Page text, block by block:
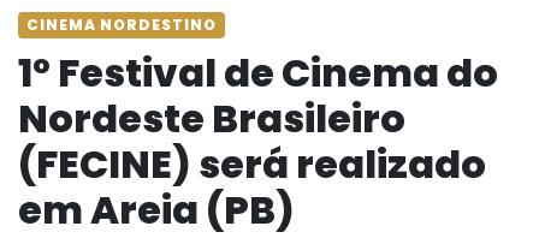
CINEMA NORDESTINO
1º Festival de Cinema do
Nordeste Brasileiro
(FECINE) será realizado
em Areia (PB)